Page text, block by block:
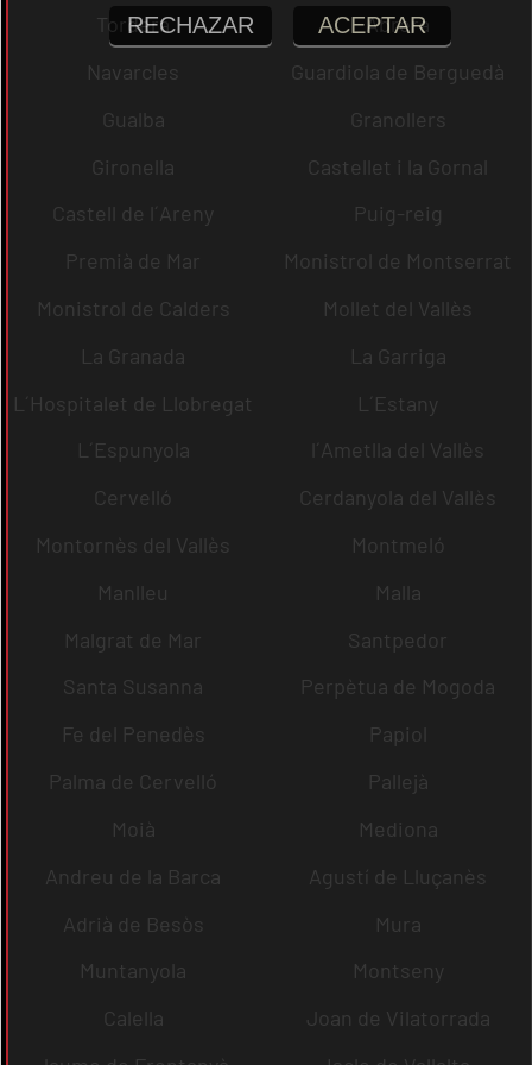
Tordera
Abrera
Navarcles
Guardiola de Berguedà
Gualba
Granollers
Gironella
Castellet i la Gornal
Castell de l´Areny
Puig-reig
Premià de Mar
Monistrol de Montserrat
Monistrol de Calders
Mollet del Vallès
La Granada
La Garriga
L´Hospitalet de Llobregat
L´Estany
L´Espunyola
l´Ametlla del Vallès
Cervelló
Cerdanyola del Vallès
Montornès del Vallès
Montmeló
Manlleu
Malla
Malgrat de Mar
Santpedor
Santa Susanna
Perpètua de Mogoda
Fe del Penedès
Papiol
Palma de Cervelló
Pallejà
Moià
Mediona
Andreu de la Barca
Agustí de Lluçanès
Adrià de Besòs
Mura
Muntanyola
Montseny
Calella
Joan de Vilatorrada
RECHAZAR ACEPTAR